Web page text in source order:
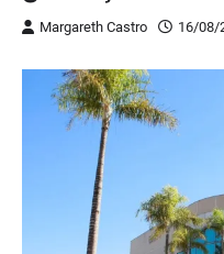
Margareth Castro 16/08/